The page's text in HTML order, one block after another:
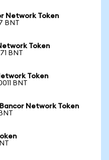
Network Token
BNT
Token
BNT
Token
BNT
Bancor Network Token